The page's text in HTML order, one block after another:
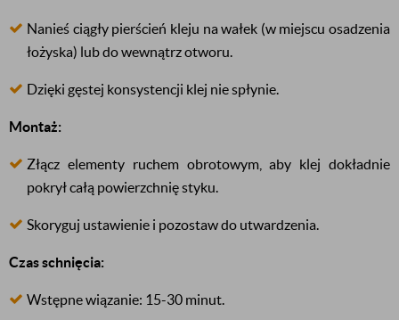
Nanieś ciągły pierścień kleju na wałek (w miejscu osadzenia
łożyska) lub do wewnątrz otworu.
Dzięki gęstej konsystencji klej nie spłynie.
Montaż:
Złącz elementy ruchem obrotowym, aby klej dokładnie
pokrył całą powierzchnię styku.
Skoryguj ustawienie i pozostaw do utwardzenia.
Czas schnięcia:
Wstępne wiązanie: 15-30 minut.